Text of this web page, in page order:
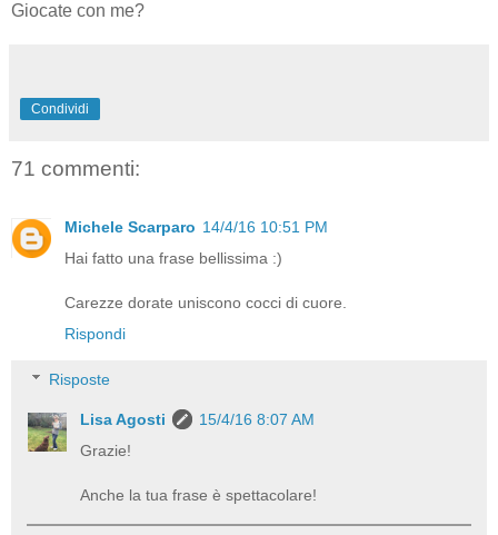
Giocate con me?
Condividi
71 commenti:
Michele Scarparo 14/4/16 10:51 PM
Hai fatto una frase bellissima :)
Carezze dorate uniscono cocci di cuore.
Rispondi
Risposte
Lisa Agosti
15/4/16 8:07 AM
Grazie!
Anche la tua frase è spettacolare!